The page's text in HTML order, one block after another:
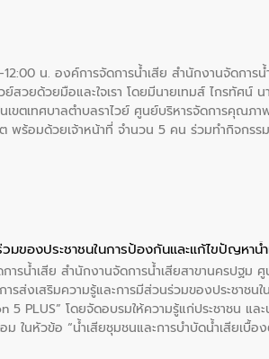
น. องค์การจัดการน้ำเสีย สำนักงานจัดการ
ย์สวยด้วยมือและใจเรา โดยมีนายเทมส์ ไกรทัศน์
เขตเทศบาลตำบลราไวย์ ศูนย์บริหารจัดการคุณภ
ต พร้อมด้วยเจ้าหน้าที่ จำนวน 5 คน ร่วมทำกิจกร
อำเภอเมือง จังหวัดภูเก็ต
มของประชาชนในการป้องกันและแก้ไขปัญหาน้
น้ำเสีย สำนักงานจัดการน้ำเสียสาขานครปฐม
รส่งเสริมความรู้และการมีส่วนร่วมของประชาช
PLUS” โดยจัดอบรมให้ความรู้แก่ประชาชน แล
ในหัวข้อ “น้ำเสียชุมชนและการบำบัดน้ำเสียเบื้อ
ากแหล่งกำเนิด การบำบัดน้ำเสียเบื้องต้นในครัว